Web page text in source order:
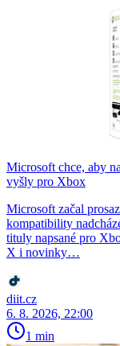
Microsoft chce, aby
vyšly pro Xbox
Microsoft začal
kompatibility
tituly napsané pro
X i novinky…
diit.cz
6. 8. 2026, 22:00
1 min